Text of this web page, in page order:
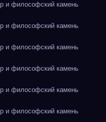
и философский камень
и философский камень
и философский камень
и философский камень
и философский камень
и философский камень